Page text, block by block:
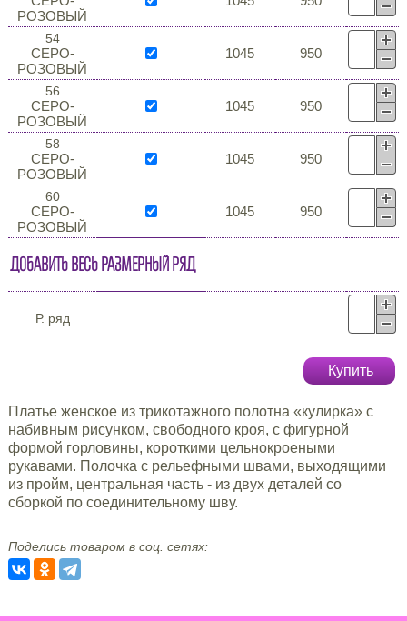
РОЗОВЫЙ
54
СЕРО-
РОЗОВЫЙ
1045 950
56
СЕРО-
РОЗОВЫЙ
1045 950
58
СЕРО-
РОЗОВЫЙ
1045 950
60
СЕРО-
РОЗОВЫЙ
1045 950
Добавить весь размерный ряд
Р. ряд
Купить
Платье женское из трикотажного полотна «кулирка» с
набивным рисунком, свободного кроя, с фигурной
формой горловины, короткими цельнокроеными
рукавами. Полочка с рельефными швами, выходящими
из пройм, центральная часть - из двух деталей со
сборкой по соединительному шву.
Поделись товаром в соц. сетях: